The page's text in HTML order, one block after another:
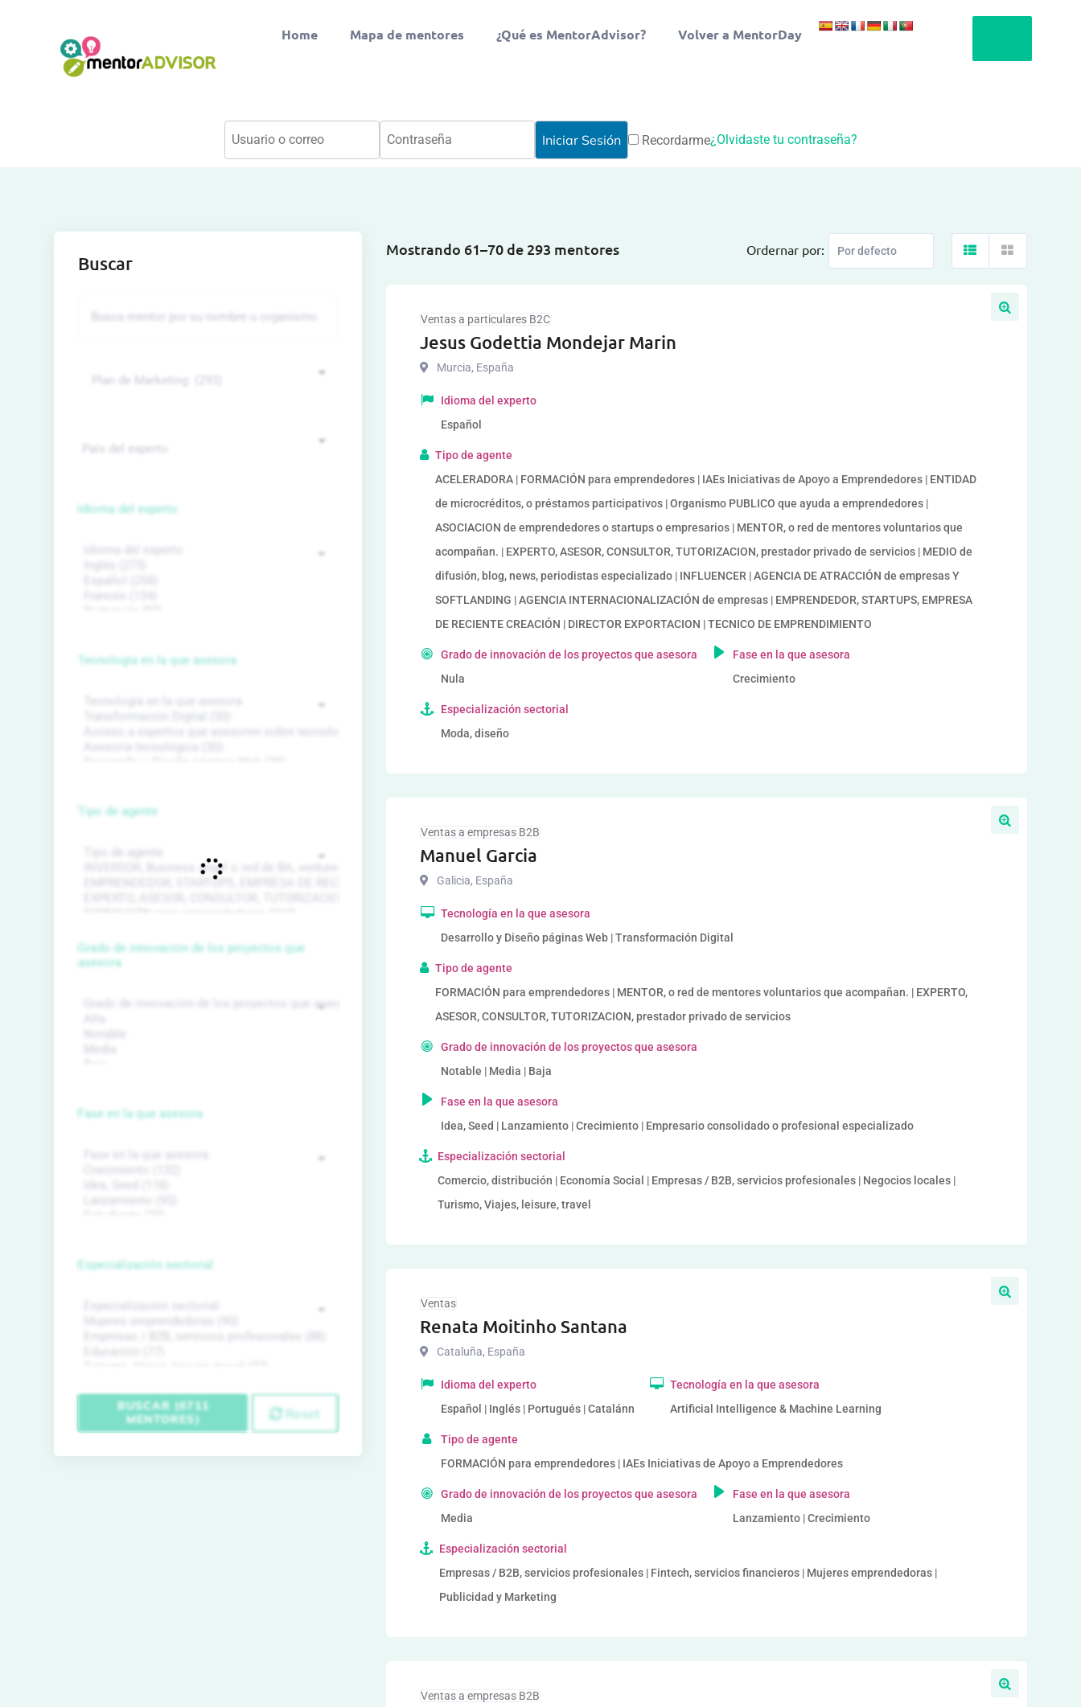
Home Mapa de mentores ¿Qué es MentorAdvisor? Volver a MentorDay
Recordarme¿Olvidaste tu contraseña?
Mostrando 61–70 de 293 mentores Ordernar por:
Ventas a particulares B2C
Jesus Godettia Mondejar Marin
Murcia, España
Idioma del experto
Español
Tipo de agente
ACELERADORA | FORMACIÓN para emprendedores | IAEs Iniciativas de Apoyo a Emprendedores | ENTIDAD
de microcréditos, o préstamos participativos | Organismo PUBLICO que ayuda a emprendedores |
ASOCIACION de emprendedores o startups o empresarios | MENTOR, o red de mentores voluntarios que
acompañan. | EXPERTO, ASESOR, CONSULTOR, TUTORIZACION, prestador privado de servicios | MEDIO de
difusión, blog, news, periodistas especializado | INFLUENCER | AGENCIA DE ATRACCIÓN de empresas Y
SOFTLANDING | AGENCIA INTERNACIONALIZACIÓN de empresas | EMPRENDEDOR, STARTUPS, EMPRESA
DE RECIENTE CREACIÓN | DIRECTOR EXPORTACION | TECNICO DE EMPRENDIMIENTO
Grado de innovación de los proyectos que asesora
Nula
Fase en la que asesora
Crecimiento
Especialización sectorial
Moda, diseño
Ventas a empresas B2B
Manuel Garcia
Galicia, España
Tecnología en la que asesora
Desarrollo y Diseño páginas Web | Transformación Digital
Tipo de agente
FORMACIÓN para emprendedores | MENTOR, o red de mentores voluntarios que acompañan. | EXPERTO,
ASESOR, CONSULTOR, TUTORIZACION, prestador privado de servicios
Grado de innovación de los proyectos que asesora
Notable | Media | Baja
Fase en la que asesora
Idea, Seed | Lanzamiento | Crecimiento | Empresario consolidado o profesional especializado
Especialización sectorial
Comercio, distribución | Economía Social | Empresas / B2B, servicios profesionales | Negocios locales |
Turismo, Viajes, leisure, travel
Ventas
Renata Moitinho Santana
Cataluña, España
Idioma del experto
Español | Inglés | Portugués | Catalánn
Tecnología en la que asesora
Artificial Intelligence & Machine Learning
Tipo de agente
FORMACIÓN para emprendedores | IAEs Iniciativas de Apoyo a Emprendedores
Grado de innovación de los proyectos que asesora
Media
Fase en la que asesora
Lanzamiento | Crecimiento
Especialización sectorial
Empresas / B2B, servicios profesionales | Fintech, servicios financieros | Mujeres emprendedoras |
Publicidad y Marketing
Ventas a empresas B2B
Buscar
Idioma del experto
Tecnología en la que asesora
Tipo de agente
Grado de innovación de los proyectos que
asesora
Fase en la que asesora
Especialización sectorial
BUSCAR (6711
MENTORES)
Reset